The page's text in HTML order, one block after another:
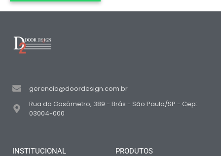
gerencia@doordesign.com.br
Rua do Gasômetro, 389 - Brás - São Paulo/SP - Cep:
03004-000
INSTITUCIONAL PRODUTOS